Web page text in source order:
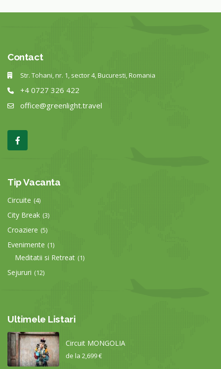
Contact
Str. Tohani, nr. 1, sector 4, Bucuresti, Romania
+4 0727 326 422
office@greenlight.travel
Tip Vacanta
Circuite (4)
City Break (3)
Croaziere (5)
Evenimente (1)
Meditatii si Retreat (1)
Sejururi (12)
Ultimele Listari
Circuit MONGOLIA
de la2,699 €